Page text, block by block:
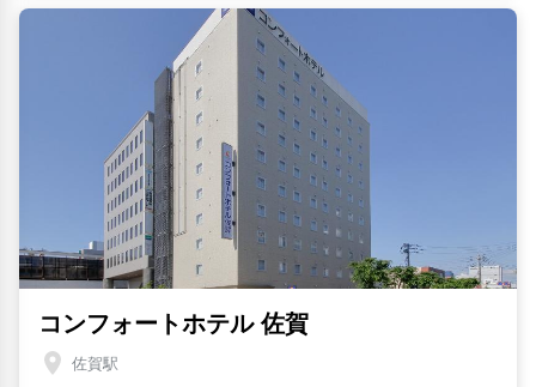
コンフォートホテル 佐賀
佐賀駅